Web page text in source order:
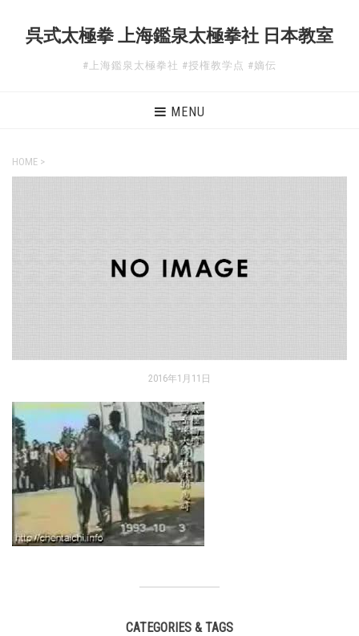
呉式太極拳 上海鑑泉太極拳社 日本教室
#上海鑑泉太極拳社 #授権教学点 #嫡伝
MENU
HOME >
2016年1月11日
CATEGORIES & TAGS